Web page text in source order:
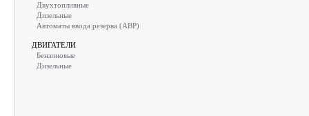
Двухтопливные
Дизельные
Автоматы ввода резерва (АВР)
ДВИГАТЕЛИ
Бензиновые
Дизельные